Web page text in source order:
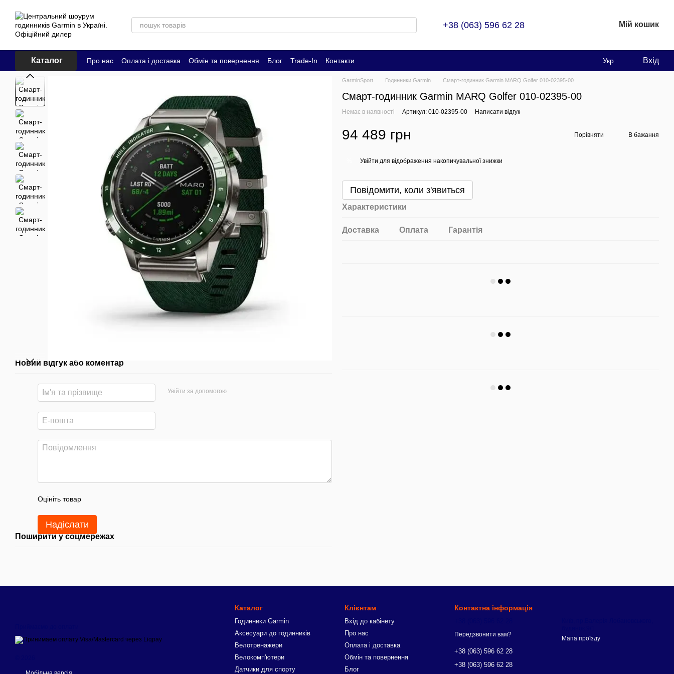
+38 (063) 596 62 28 Мій кошик
Каталог Про нас Оплата і доставка Обмін та повернення Блог Trade-In Контакти Укр Вхід
Новий відгук або коментар
Увійти за допомогою
Оцініть товар
Надіслати
Поширити у соцмережах
GarminSport Годинники Garmin Смарт-годинник Garmin MARQ Golfer 010-02395-00
Смарт-годинник Garmin MARQ Golfer 010-02395-00
Немає в наявності Артикул: 010-02395-00 Написати відгук
94 489 грн Порівняти В бажання
Увійти для відображення накопичувальної знижки
Повідомити, коли з'явиться
Характеристики
Доставка Оплата Гарантія
Каталог
Годинники Garmin
Аксесуари до годинників
Велотренажери
Велокомп'ютери
Датчики для спорту
Клієнтам
Вхід до кабінету
Про нас
Оплата і доставка
Обмін та повернення
Блог
Контактна інформація
Передзвонити вам?
+38 (063) 596 62 28
+38 (063) 596 62 28
Мапа проїзду